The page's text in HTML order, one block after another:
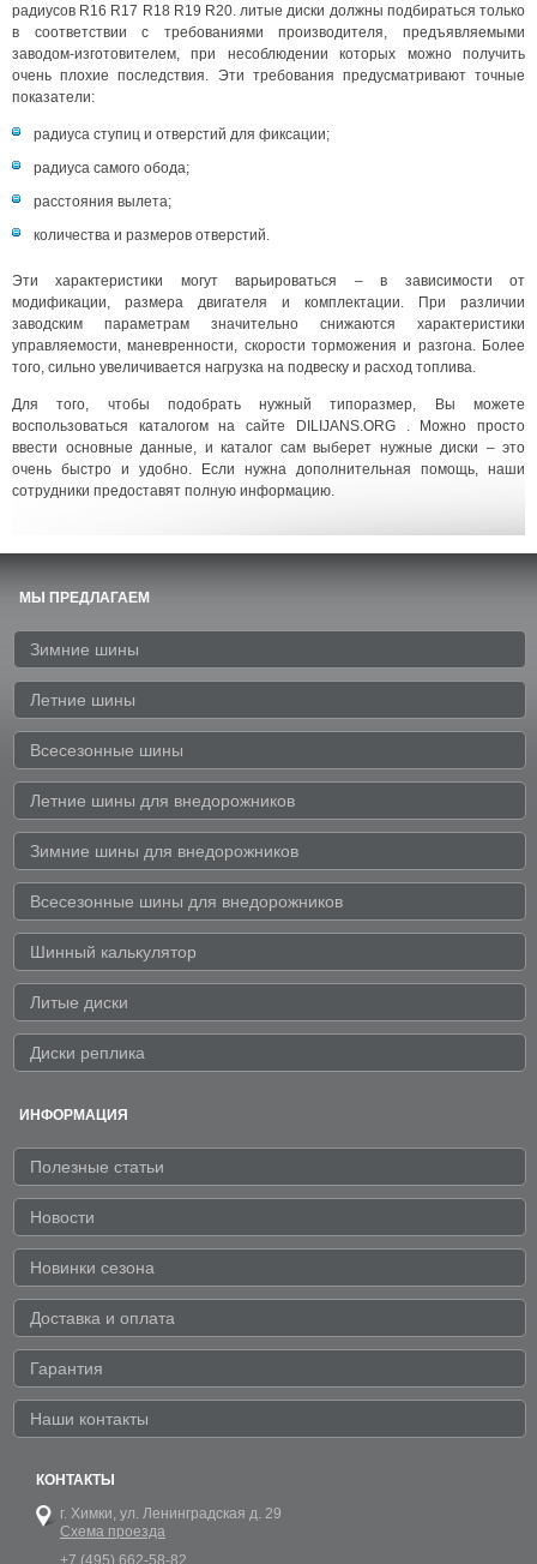
радиусов R16 R17 R18 R19 R20. литые диски должны подбираться только
в соответствии с требованиями производителя, предъявляемыми
заводом-изготовителем, при несоблюдении которых можно получить
очень плохие последствия. Эти требования предусматривают точные
показатели:
радиуса ступиц и отверстий для фиксации;
радиуса самого обода;
расстояния вылета;
количества и размеров отверстий.
Эти характеристики могут варьироваться – в зависимости от
модификации, размера двигателя и комплектации. При различии
заводским параметрам значительно снижаются характеристики
управляемости, маневренности, скорости торможения и разгона. Более
того, сильно увеличивается нагрузка на подвеску и расход топлива.
Для того, чтобы подобрать нужный типоразмер, Вы можете
воспользоваться каталогом на сайте DILIJANS.ORG . Можно просто
ввести основные данные, и каталог сам выберет нужные диски – это
очень быстро и удобно. Если нужна дополнительная помощь, наши
сотрудники предоставят полную информацию.
МЫ ПРЕДЛАГАЕМ
Зимние шины
Летние шины
Всесезонные шины
Летние шины для внедорожников
Зимние шины для внедорожников
Всесезонные шины для внедорожников
Шинный калькулятор
Литые диски
Диски реплика
ИНФОРМАЦИЯ
Полезные статьи
Новости
Новинки сезона
Доставка и оплата
Гарантия
Наши контакты
КОНТАКТЫ
г. Химки, ул. Ленинградская д. 29
Схема проезда
+7 (495) 662-58-82